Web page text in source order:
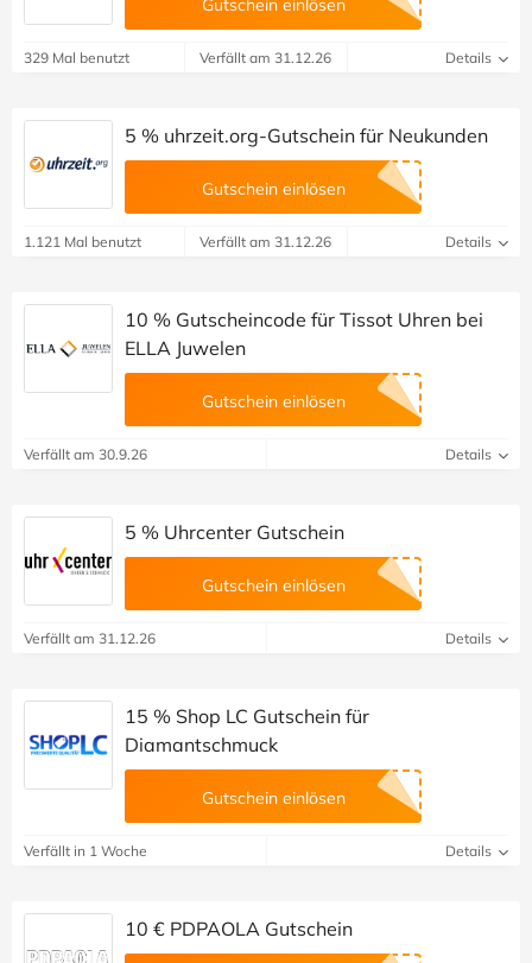
Gutschein einlösen
329 Mal benutzt Verfällt am 31.12.26 Details
5 % uhrzeit.org-Gutschein für Neukunden
Gutschein einlösen
1.121 Mal benutzt Verfällt am 31.12.26 Details
10 % Gutscheincode für Tissot Uhren bei
ELLA Juwelen
Gutschein einlösen
Verfällt am 30.9.26 Details
5 % Uhrcenter Gutschein
Gutschein einlösen
Verfällt am 31.12.26 Details
15 % Shop LC Gutschein für
Diamantschmuck
Gutschein einlösen
Verfällt in 1 Woche Details
10 € PDPAOLA Gutschein